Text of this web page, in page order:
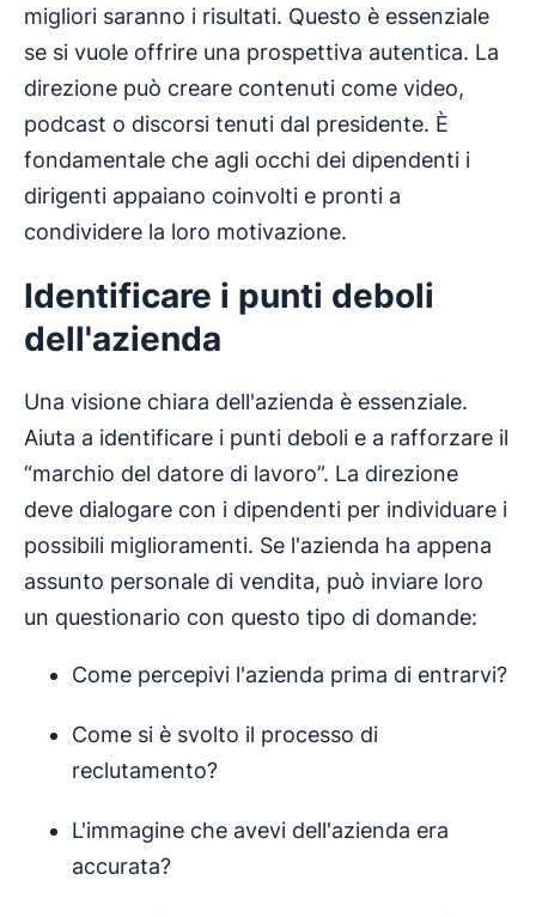
migliori saranno i risultati. Questo è essenziale
se si vuole offrire una prospettiva autentica. La
direzione può creare contenuti come video,
podcast o discorsi tenuti dal presidente. È
fondamentale che agli occhi dei dipendenti i
dirigenti appaiano coinvolti e pronti a
condividere la loro motivazione.
Identificare i punti deboli
dell'azienda
Una visione chiara dell'azienda è essenziale.
Aiuta a identificare i punti deboli e a rafforzare il
“marchio del datore di lavoro”. La direzione
deve dialogare con i dipendenti per individuare i
possibili miglioramenti. Se l'azienda ha appena
assunto personale di vendita, può inviare loro
un questionario con questo tipo di domande:
Come percepivi l'azienda prima di entrarvi?
Come si è svolto il processo di
reclutamento?
L'immagine che avevi dell'azienda era
accurata?